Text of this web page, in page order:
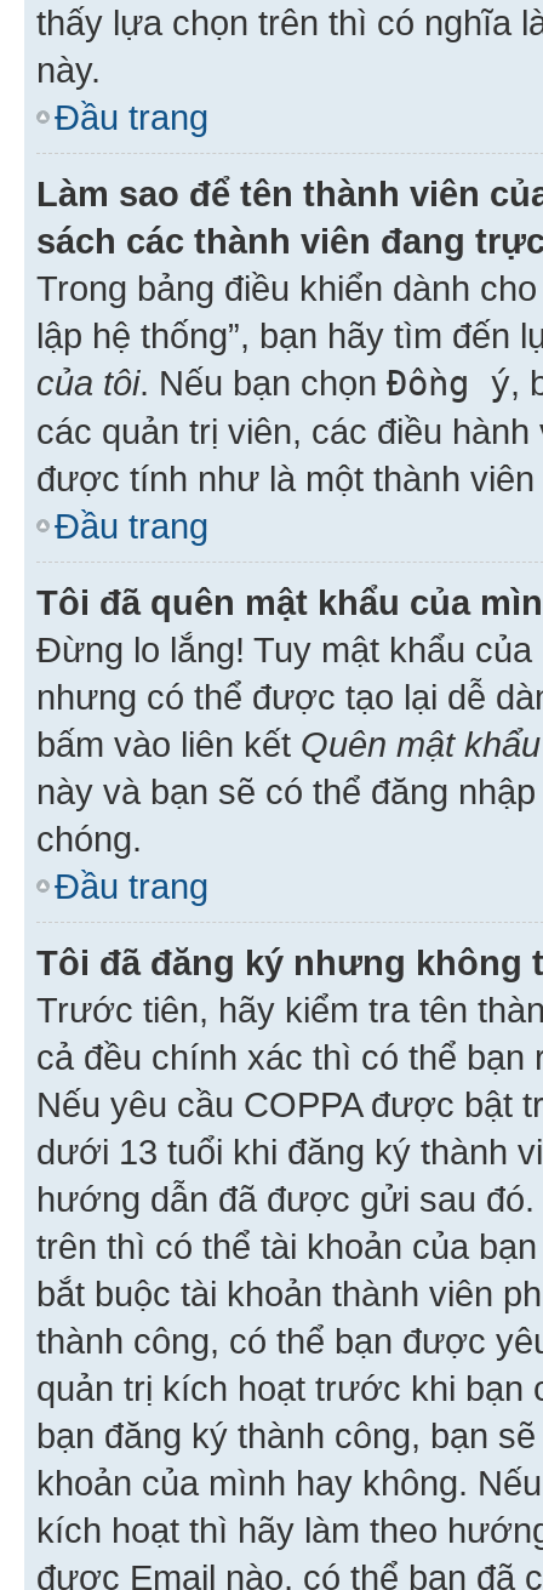
thấy lựa chọn trên thì có nghĩa
này.
Đầu trang
Làm sao để tên thành viên
sách các thành viên đang
Trong bảng điều khiển dành
lập hệ thống”, bạn hãy tìm đến
của tôi. Nếu bạn chọn Đồng ý,
các quản trị viên, các điều
được tính như là một thành viên
Đầu trang
Tôi đã quên mật khẩu của
Đừng lo lắng! Tuy mật khẩu
nhưng có thể được tạo lại dễ
bấm vào liên kết Quên mật khẩu
này và bạn sẽ có thể đăng
chóng.
Đầu trang
Tôi đã đăng ký nhưng không
Trước tiên, hãy kiểm tra tên
cả đều chính xác thì có thể
Nếu yêu cầu COPPA được bật
dưới 13 tuổi khi đăng ký thành
hướng dẫn đã được gửi sau
trên thì có thể tài khoản của
bắt buộc tài khoản thành viên
thành công, có thể bạn được
quản trị kích hoạt trước khi bạn
bạn đăng ký thành công, bạn
khoản của mình hay không.
kích hoạt thì hãy làm theo
được Email nào, có thể bạn đã